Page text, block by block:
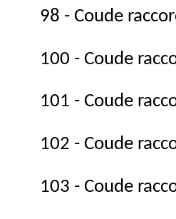
98 - Coude
100 - Coude
101 - Coude
102 - Coude
103 - Coude